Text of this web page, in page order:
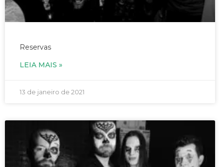
Reservas
LEIA MAIS »
13 de janeiro de 2021